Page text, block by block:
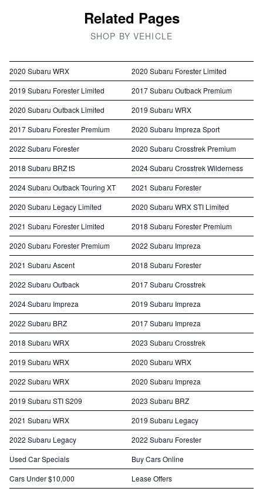
Related Pages
SHOP BY VEHICLE
2020 Subaru WRX
2020 Subaru Forester Limited
2019 Subaru Forester Limited
2017 Subaru Outback Premium
2020 Subaru Outback Limited
2019 Subaru WRX
2017 Subaru Forester Premium
2020 Subaru Impreza Sport
2022 Subaru Forester
2020 Subaru Crosstrek Premium
2018 Subaru BRZ tS
2024 Subaru Crosstrek Wilderness
2024 Subaru Outback Touring XT
2021 Subaru Forester
2020 Subaru Legacy Limited
2020 Subaru WRX STI Limited
2021 Subaru Forester Limited
2018 Subaru Forester Premium
2020 Subaru Forester Premium
2022 Subaru Impreza
2021 Subaru Ascent
2018 Subaru Forester
2022 Subaru Outback
2017 Subaru Crosstrek
2024 Subaru Impreza
2019 Subaru Impreza
2022 Subaru BRZ
2017 Subaru Impreza
2018 Subaru WRX
2023 Subaru Crosstrek
2019 Subaru WRX
2020 Subaru WRX
2022 Subaru WRX
2020 Subaru Impreza
2019 Subaru STI S209
2023 Subaru BRZ
2021 Subaru WRX
2019 Subaru Legacy
2022 Subaru Legacy
2022 Subaru Forester
Used Car Specials
Buy Cars Online
Cars Under $10,000
Lease Offers